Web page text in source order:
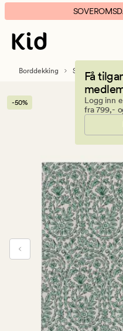
Ila
papirservietter
multi
grønn
banner.
Klikk
ESCAPE
pause.
Få
Logg inn
fra 799,-
Borddekking Servietter
-50%